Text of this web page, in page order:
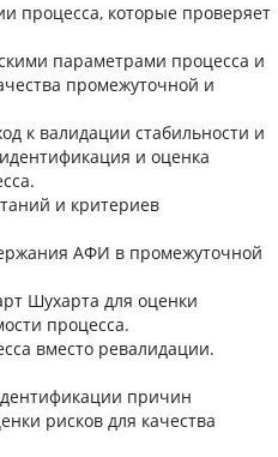
процесса, которые проверяет
параметрами процесса и
промежуточной и
к валидации стабильности и
и оценка
и критериев
АФИ в промежуточной
Шухарта для оценки
процесса.
вместо ревалидации.
причин
рисков для качества